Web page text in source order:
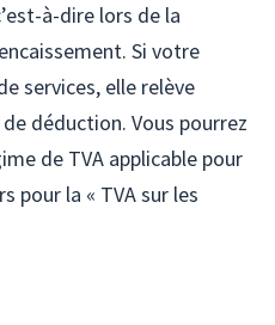
à-dire lors de la
Si votre
services, elle relève
déduction. Vous pourrez
de TVA applicable pour
pour la « TVA sur les